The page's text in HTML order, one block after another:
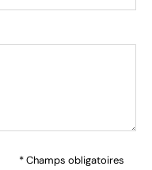
* Champs obligatoires